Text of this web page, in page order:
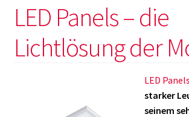
LED Panels – die
Lichtlösung der
LED Panels
starker
seinem